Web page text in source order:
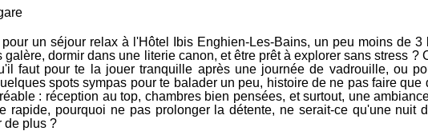
un séjour relax à l'Hôtel Ibis Enghien-Les-Bains, un peu moins de 3
dormir dans une literie canon, et être prêt à explorer sans stress ?
faut pour te la jouer tranquille après une journée de vadrouille, ou
spots sympas pour te balader un peu, histoire de ne pas faire que
: réception au top, chambres bien pensées, et surtout, une
rapide, pourquoi ne pas prolonger la détente, ne serait-ce qu'une nuit
de plus ?